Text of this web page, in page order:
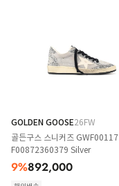
GOLDEN GOOSE26FW
골든구스 스니커즈 GWF00117
F00872360379 Silver
9%892,000